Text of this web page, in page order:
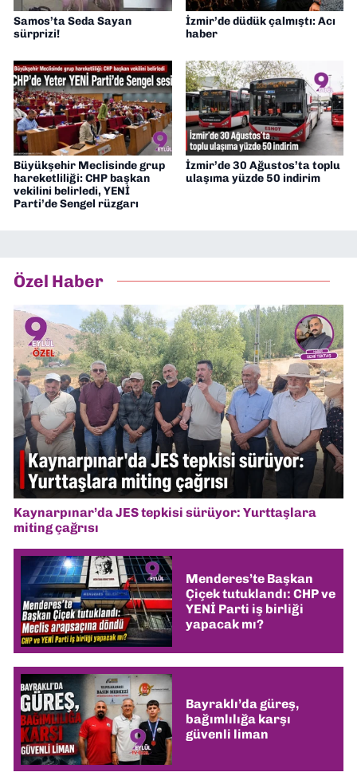
Samos’ta Seda Sayan
sürprizi!
İzmir’de düdük çalmıştı: Acı
haber
Büyükşehir Meclisinde grup
hareketliliği: CHP başkan
vekilini belirledi, YENİ
Parti’de Sengel rüzgarı
İzmir’de 30 Ağustos’ta toplu
ulaşıma yüzde 50 indirim
Özel Haber
Kaynarpınar’da JES tepkisi sürüyor: Yurttaşlara
miting çağrısı
Menderes’te Başkan
Çiçek tutuklandı: CHP ve
YENİ Parti iş birliği
yapacak mı?
Bayraklı’da güreş,
bağımlılığa karşı
güvenli liman